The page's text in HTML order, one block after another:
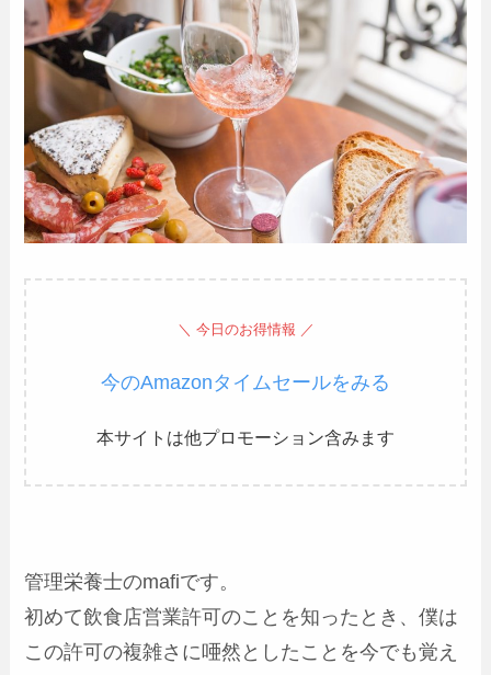
＼ 今日のお得情報 ／
今のAmazonタイムセールをみる
本サイトは他プロモーション含みます
管理栄養士のmafiです。
初めて飲食店営業許可のことを知ったとき、僕は
この許可の複雑さに唖然としたことを今でも覚え